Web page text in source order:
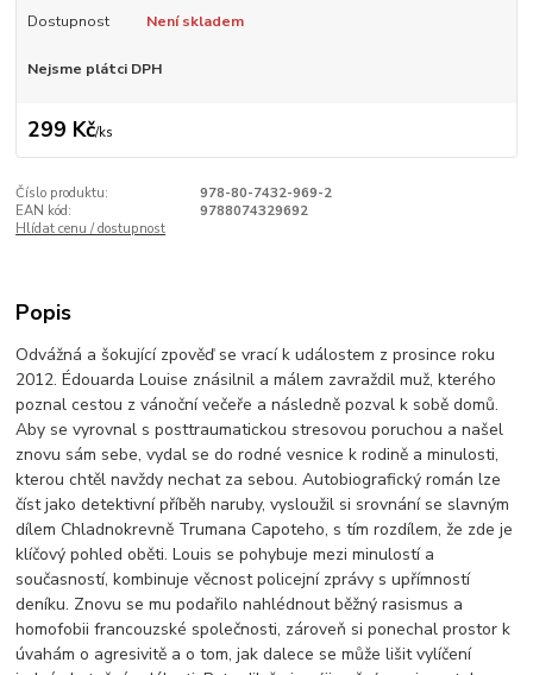
Dostupnost Není skladem
Nejsme plátci DPH
299 Kč/ks
Číslo produktu:
978-80-7432-969-2
EAN kód:
9788074329692
Hlídat cenu / dostupnost
Popis
Odvážná a šokující zpověď se vrací k událostem z prosince roku
2012. Édouarda Louise znásilnil a málem zavraždil muž, kterého
poznal cestou z vánoční večeře a následně pozval k sobě domů.
Aby se vyrovnal s posttraumatickou stresovou poruchou a našel
znovu sám sebe, vydal se do rodné vesnice k rodině a minulosti,
kterou chtěl navždy nechat za sebou. Autobiografický román lze
číst jako detektivní příběh naruby, vysloužil si srovnání se slavným
dílem Chladnokrevně Trumana Capoteho, s tím rozdílem, že zde je
klíčový pohled oběti. Louis se pohybuje mezi minulostí a
současností, kombinuje věcnost policejní zprávy s upřímností
deníku. Znovu se mu podařilo nahlédnout běžný rasismus a
homofobii francouzské společnosti, zároveň si ponechal prostor k
úvahám o agresivitě a o tom, jak dalece se může lišit vylíčení